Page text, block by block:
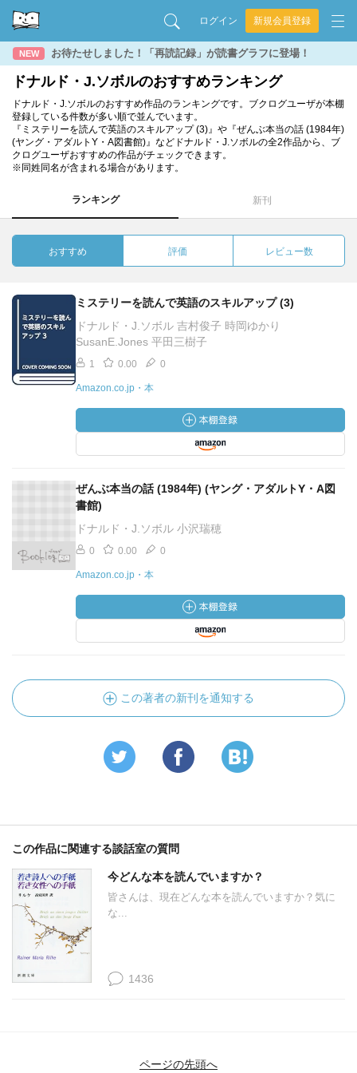
ログイン 新規会員登録
NEW お待たせしました！「再読記録」が読書グラフに登場！
ドナルド・J.ソボルのおすすめランキング
ドナルド・J.ソボルのおすすめ作品のランキングです。ブクログユーザが本棚
登録している件数が多い順で並んでいます。
『ミステリーを読んで英語のスキルアップ (3)』や『ぜんぶ本当の話 (1984年)
(ヤング・アダルトY・A図書館)』などドナルド・J.ソボルの全2作品から、ブ
クログユーザおすすめの作品がチェックできます。
※同姓同名が含まれる場合があります。
ランキング 新刊
おすすめ 評価 レビュー数
ミステリーを読んで英語のスキルアップ (3)
ドナルド・J.ソボル 吉村俊子 時岡ゆかり
SusanE.Jones 平田三樹子
1 0.00 0
Amazon.co.jp・本
ぜんぶ本当の話 (1984年) (ヤング・アダルトY・A図
書館)
ドナルド・J.ソボル 小沢瑞穂
0 0.00 0
Amazon.co.jp・本
この著者の新刊を通知する
この作品に関連する談話室の質問
今どんな本を読んでいますか？
皆さんは、現在どんな本を読んでいますか？気に
な...
1436
ページの先頭へ